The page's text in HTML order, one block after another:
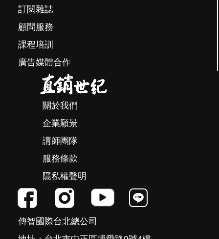
訂閱雜誌
顧問服務
課程培訓
廣告媒體合作
關於我們
企業願景
講師團隊
服務條款
隱私權聲明
傳智國際台北總公司